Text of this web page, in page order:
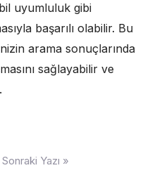
uyumluluk gibi
başarılı olabilir. Bu
arama sonuçlarında
sağlayabilir ve
Sonraki Yazı »